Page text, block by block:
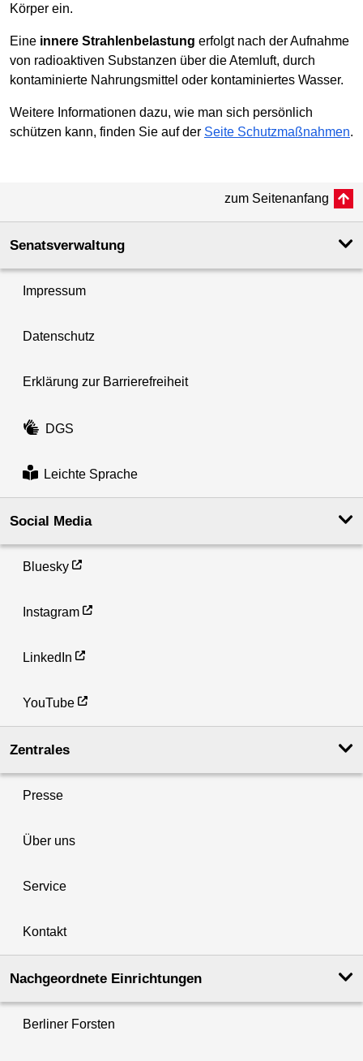
Körper ein.
Eine innere Strahlenbelastung erfolgt nach der Aufnahme
von radioaktiven Substanzen über die Atemluft, durch
kontaminierte Nahrungsmittel oder kontaminiertes Wasser.
Weitere Informationen dazu, wie man sich persönlich
schützen kann, finden Sie auf der Seite Schutzmaßnahmen.
zum Seitenanfang
Senatsverwaltung
Impressum
Datenschutz
Erklärung zur Barrierefreiheit
DGS
Leichte Sprache
Social Media
Bluesky
Instagram
LinkedIn
YouTube
Zentrales
Presse
Über uns
Service
Kontakt
Nachgeordnete Einrichtungen
Berliner Forsten